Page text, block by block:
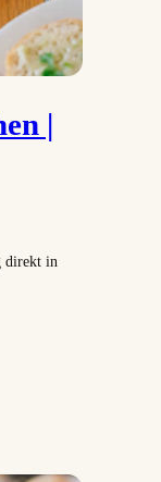
|
direkt in